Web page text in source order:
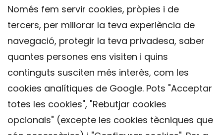
Només fem servir cookies, pròpies i de
tercers, per millorar la teva experiència de
navegació, protegir la teva privadesa, saber
quantes persones ens visiten i quins
continguts susciten més interès, com les
cookies analítiques de Google. Pots "Acceptar
totes les cookies", "Rebutjar cookies
opcionals" (excepte les cookies tècniques que
Contacte